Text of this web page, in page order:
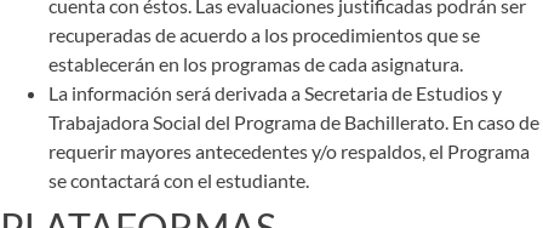
cuenta con éstos. Las evaluaciones justificadas podrán ser
recuperadas de acuerdo a los procedimientos que se
establecerán en los programas de cada asignatura.
La información será derivada a Secretaria de Estudios y
Trabajadora Social del Programa de Bachillerato. En caso de
requerir mayores antecedentes y/o respaldos, el Programa
se contactará con el estudiante.